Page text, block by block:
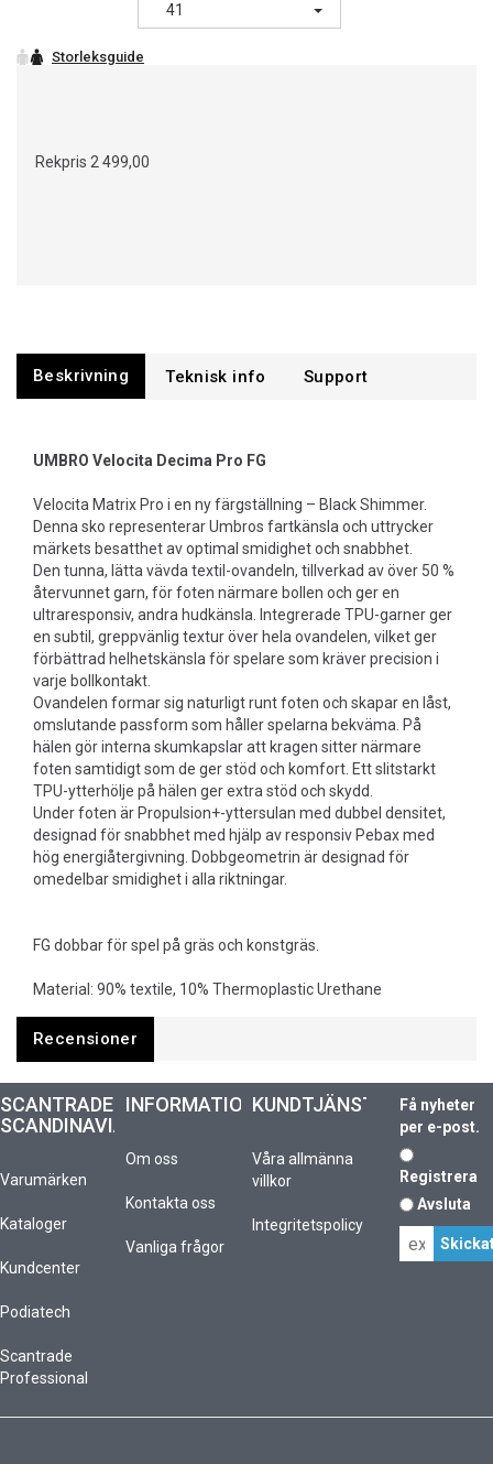
41
Rekpris 2 499,00
Beskrivning Support
UMBRO Velocita Decima Pro FG
Velocita Matrix Pro i en ny färgställning – Black Shimmer.
Denna sko representerar Umbros fartkänsla och uttrycker
märkets besatthet av optimal smidighet och snabbhet.
Den tunna, lätta vävda textil-ovandeln, tillverkad av över 50 %
återvunnet garn, för foten närmare bollen och ger en
ultraresponsiv, andra hudkänsla. Integrerade TPU-garner ger
en subtil, greppvänlig textur över hela ovandelen, vilket ger
förbättrad helhetskänsla för spelare som kräver precision i
varje bollkontakt.
Ovandelen formar sig naturligt runt foten och skapar en låst,
omslutande passform som håller spelarna bekväma. På
hälen gör interna skumkapslar att kragen sitter närmare
foten samtidigt som de ger stöd och komfort. Ett slitstarkt
TPU-ytterhölje på hälen ger extra stöd och skydd.
Under foten är Propulsion+-yttersulan med dubbel densitet,
designad för snabbhet med hjälp av responsiv Pebax med
hög energiåtergivning. Dobbgeometrin är designad för
omedelbar smidighet i alla riktningar.
FG dobbar för spel på gräs och konstgräs.
Material: 90% textile, 10% Thermoplastic Urethane
Recensioner
SCANTRADE
SCANDINAVIA
Varumärken
Kataloger
Kundcenter
Podiatech
Scantrade
Professional
INFORMATION
Om oss
Kontakta oss
Vanliga frågor
KUNDTJÄNST
Våra allmänna
villkor
Integritetspolicy
Få nyheter
per e-post.
Registrera
Avsluta